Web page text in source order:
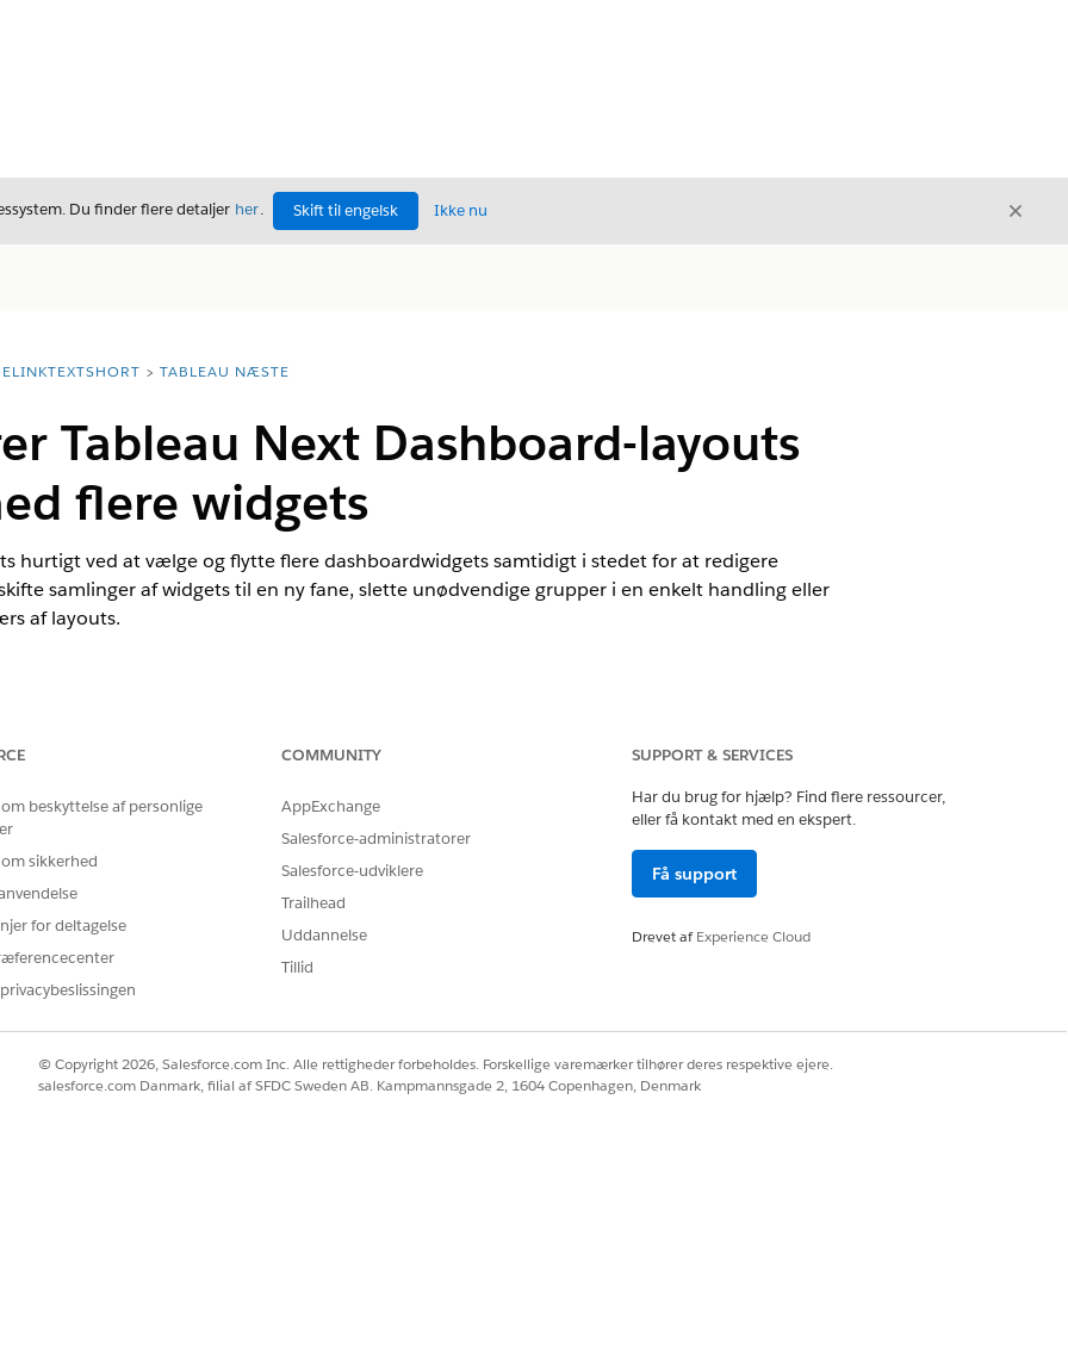
Du finder flere detaljer her. Skift til engelsk Ikke nu Luk
TABLEAU NÆSTE
Tableau Next Dashboard-layouts
flere widgets
hurtigt ved at vælge og flytte flere dashboardwidgets samtidigt i stedet for at redigere
samlinger af widgets til en ny fane, slette unødvendige grupper i en enkelt handling eller
af layouts.
dashboards: Tilladelsessættet
Tableau Unmetered Platform Analyst eller Tableau
Next Platform Analyst
Control(Windows) nede på tastaturet, og klik derefter på hver widget, du
træk musemarkøren for at tegne et valgfelt omkring gruppen af widgets.
på tværs af hele den valgte gruppe i en enkelt handling.
beskyttelse af personlige
sikkerhed
for deltagelse
COMMUNITY
AppExchange
Salesforce-administratorer
Salesforce-udviklere
Trailhead
Uddannelse
Tillid
SUPPORT & SERVICES
Har du brug for hjælp? Find flere ressourcer,
eller få kontakt med en ekspert.
Få support
Drevet afExperience Cloud
© Copyright 2026, Salesforce.com Inc. Alle rettigheder forbeholdes. Forskellige varemærker tilhører deres respektive ejere.
salesforce.com Danmark, filial af SFDC Sweden AB. Kampmannsgade 2, 1604 Copenhagen, Denmark